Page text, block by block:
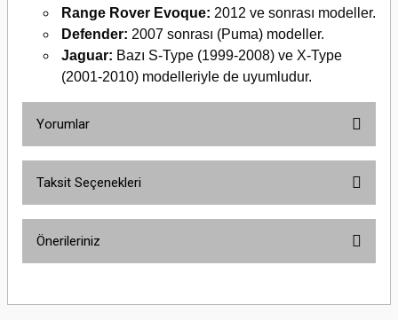
Range Rover Evoque: 2012 ve sonrası modeller.
Defender: 2007 sonrası (Puma) modeller.
Jaguar: Bazı S-Type (1999-2008) ve X-Type
(2001-2010) modelleriyle de uyumludur.
Yorumlar
Taksit Seçenekleri
Önerileriniz
yetersiz gördüğünüz noktaları öneri formunu kullanarak tarafımıza